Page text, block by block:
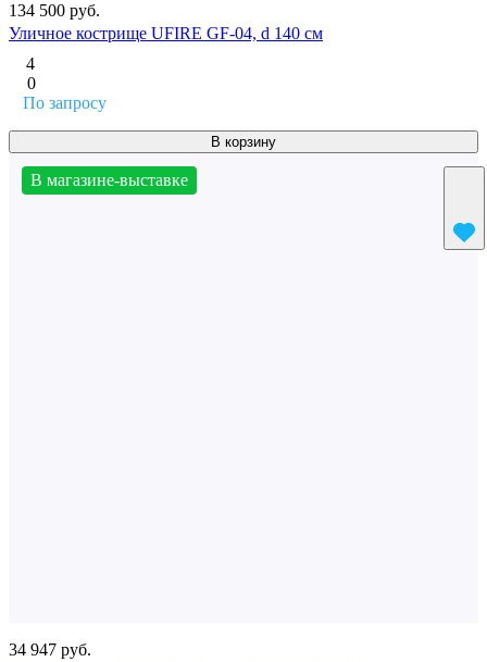
134 500 руб.
Уличное кострище UFIRE GF-04, d 140 см
4
0
По запросу
В корзину
В магазине-выставке
34 947 руб.